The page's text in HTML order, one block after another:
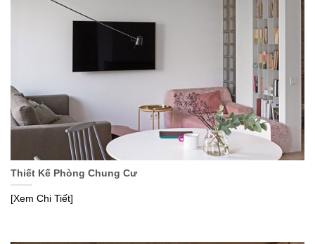
Thiết Kế Phòng Chung Cư
[Xem Chi Tiết]